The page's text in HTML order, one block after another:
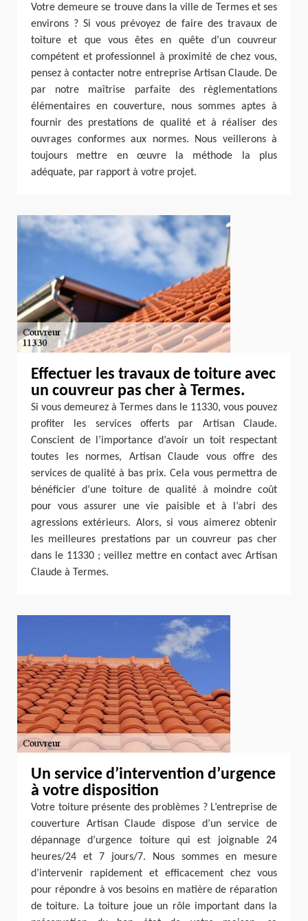
Votre demeure se trouve dans la ville de Termes et ses
environs ? Si vous prévoyez de faire des travaux de
toiture et que vous êtes en quête d’un couvreur
compétent et professionnel à proximité de chez vous,
pensez à contacter notre entreprise Artisan Claude. De
par notre maîtrise parfaite des règlementations
élémentaires en couverture, nous sommes aptes à
fournir des prestations de qualité et à réaliser des
ouvrages conformes aux normes. Nous veillerons à
toujours mettre en œuvre la méthode la plus
adéquate, par rapport à votre projet.
Effectuer les travaux de toiture avec
un couvreur pas cher à Termes.
Si vous demeurez à Termes dans le 11330, vous pouvez
profiter les services offerts par Artisan Claude.
Conscient de l’importance d’avoir un toit respectant
toutes les normes, Artisan Claude vous offre des
services de qualité à bas prix. Cela vous permettra de
bénéficier d’une toiture de qualité à moindre coût
pour vous assurer une vie paisible et à l’abri des
agressions extérieurs. Alors, si vous aimerez obtenir
les meilleures prestations par un couvreur pas cher
dans le 11330 ; veillez mettre en contact avec Artisan
Claude à Termes.
Un service d’intervention d’urgence
à votre disposition
Votre toiture présente des problèmes ? L’entreprise de
couverture Artisan Claude dispose d’un service de
dépannage d’urgence toiture qui est joignable 24
heures/24 et 7 jours/7. Nous sommes en mesure
d’intervenir rapidement et efficacement chez vous
pour répondre à vos besoins en matière de réparation
de toiture. La toiture joue un rôle important dans la